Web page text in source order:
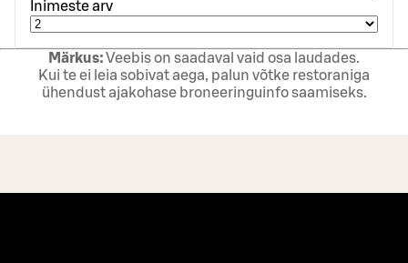
Inimeste arv
Märkus:Veebis on saadaval vaid osa laudades.
Kui te ei leia sobivat aega, palun võtke restoraniga
ühendust ajakohase broneeringuinfo saamiseks.